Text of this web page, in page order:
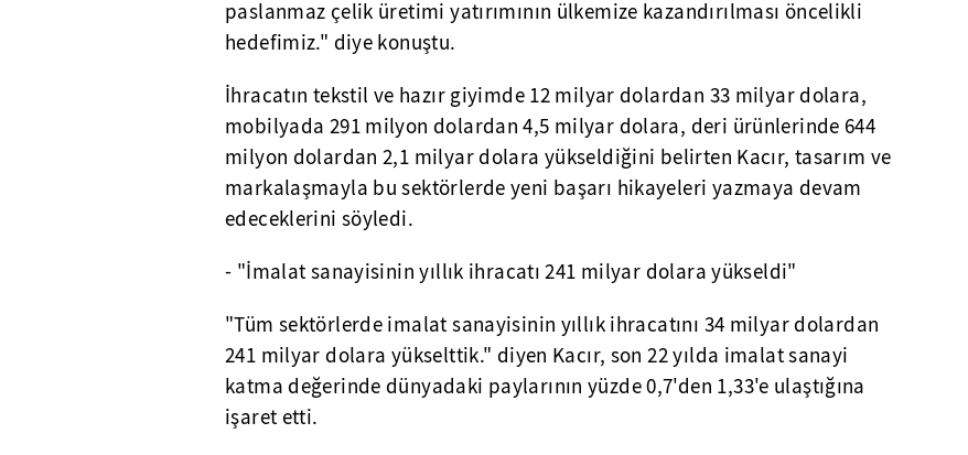
paslanmaz çelik üretimi yatırımının ülkemize kazandırılması öncelikli
hedefimiz." diye konuştu.
İhracatın tekstil ve hazır giyimde 12 milyar dolardan 33 milyar dolara,
mobilyada 291 milyon dolardan 4,5 milyar dolara, deri ürünlerinde 644
milyon dolardan 2,1 milyar dolara yükseldiğini belirten Kacır, tasarım ve
markalaşmayla bu sektörlerde yeni başarı hikayeleri yazmaya devam
edeceklerini söyledi.
- "İmalat sanayisinin yıllık ihracatı 241 milyar dolara yükseldi"
"Tüm sektörlerde imalat sanayisinin yıllık ihracatını 34 milyar dolardan
241 milyar dolara yükselttik." diyen Kacır, son 22 yılda imalat sanayi
katma değerinde dünyadaki paylarının yüzde 0,7'den 1,33'e ulaştığına
işaret etti.